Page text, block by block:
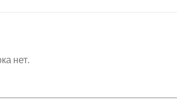
нет.